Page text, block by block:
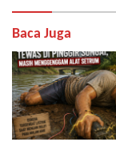
Baca Juga